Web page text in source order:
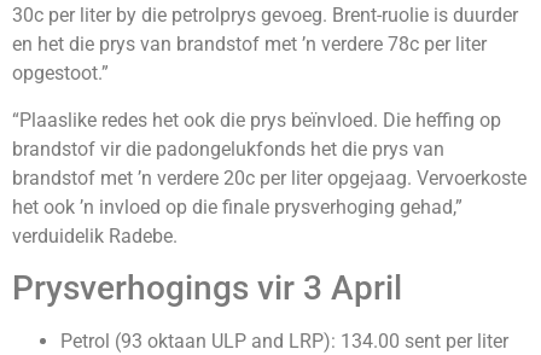
30c per liter by die petrolprys gevoeg. Brent-ruolie is duurder
en het die prys van brandstof met ’n verdere 78c per liter
opgestoot.”
“Plaaslike redes het ook die prys beïnvloed. Die heffing op
brandstof vir die padongelukfonds het die prys van
brandstof met ’n verdere 20c per liter opgejaag. Vervoerkoste
het ook ’n invloed op die finale prysverhoging gehad,”
verduidelik Radebe.
Prysverhogings vir 3 April
Petrol (93 oktaan ULP and LRP): 134.00 sent per liter